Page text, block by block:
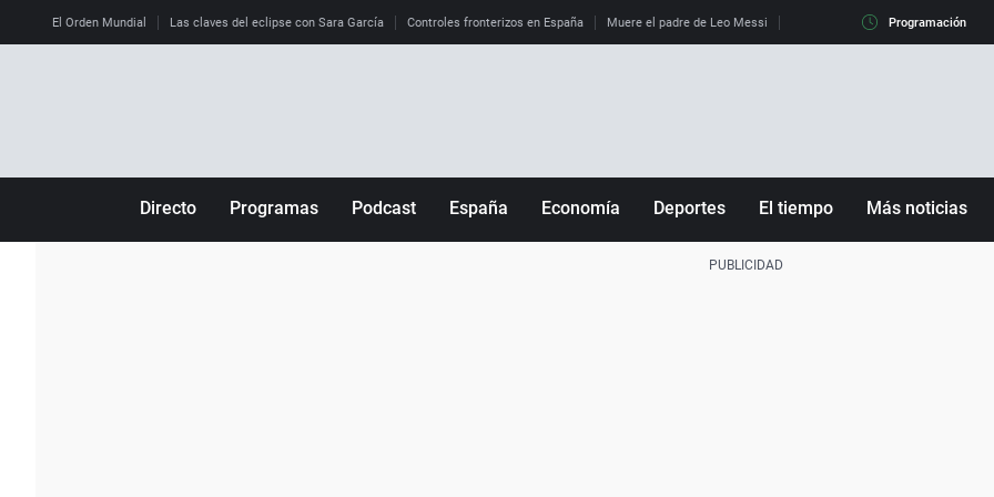
El Orden Mundial Las claves del eclipse con Sara García Controles fronterizos en España Muere el padre de Leo Messi La diferencia entre observar el
Programación
Directo Programas Podcast España Economía Deportes El tiempo Más noticias